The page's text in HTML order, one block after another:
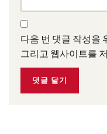
다음 번 댓글 작성을
그리고 웹사이트를